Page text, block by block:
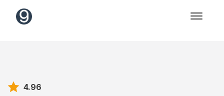
4.96